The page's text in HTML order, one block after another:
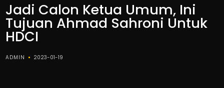
Jadi Calon Ketua Umum, Ini
Tujuan Ahmad Sahroni Untuk
HDCI
ADMIN 2023-01-19